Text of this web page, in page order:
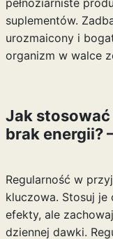
pełnoziarniste
suplementów.
urozmaicony i
organizm w walce
Jak
brak energii?
Regularność w
kluczowa. Stosuj je
efekty, ale
dziennej dawki.